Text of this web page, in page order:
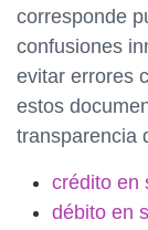
corresponde
confusiones
evitar errores
estos
transparencia
crédito en
débito en